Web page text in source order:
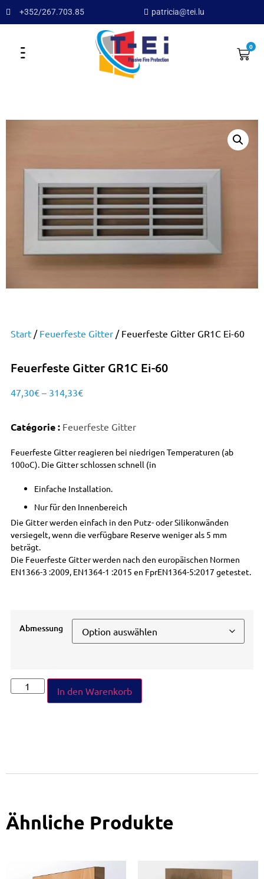
+352/267.703.85 patricia@tei.lu
0
Start/ Feuerfeste Gitter/ Feuerfeste Gitter GR1C Ei-60
Feuerfeste Gitter GR1C Ei-60
47,30€ – 314,33€
Catégorie : Feuerfeste Gitter
Feuerfeste Gitter reagieren bei niedrigen Temperaturen (ab
100oC). Die Gitter schlossen schnell (in
Einfache Installation.
Nur für den Innenbereich
Die Gitter werden einfach in den Putz- oder Silikonwänden
versiegelt, wenn die verfügbare Reserve weniger als 5 mm
beträgt.
Die Feuerfeste Gitter werden nach den europäischen Normen
EN1366-3 :2009, EN1364-1 :2015 en FprEN1364-5:2017 getestet.
Abmessung
In den Warenkorb
Ähnliche Produkte